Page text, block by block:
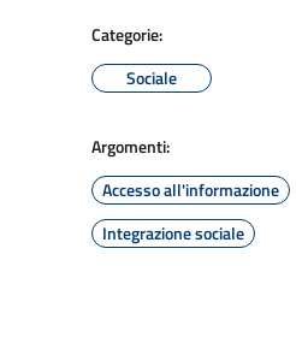
Categorie:
Sociale
Argomenti:
Accesso all'informazione
Integrazione sociale